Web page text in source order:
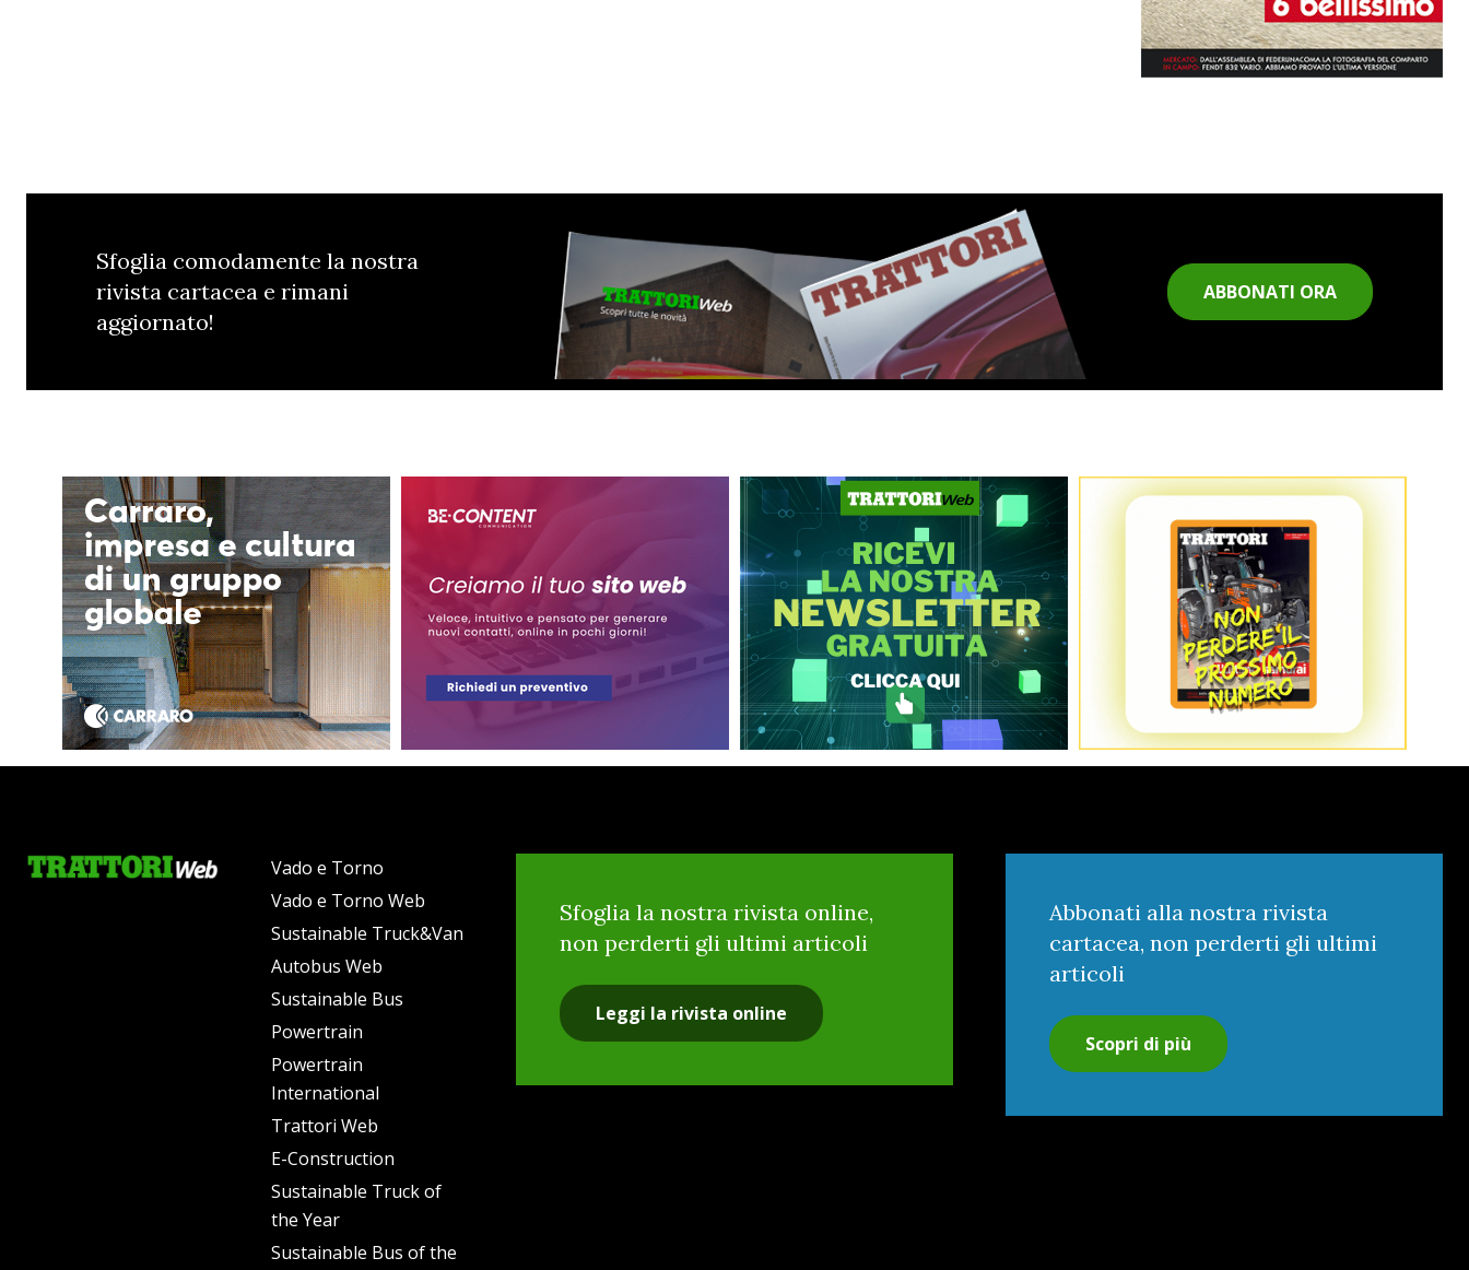
Sfoglia comodamente la nostra
rivista cartacea e rimani
aggiornato!
ABBONATI ORA
Vado e Torno
Vado e Torno Web
Sustainable Truck&Van
Autobus Web
Sustainable Bus
Powertrain
Powertrain
International
Trattori Web
E-Construction
Sustainable Truck of
the Year
Sustainable Bus of the
Sfoglia la nostra rivista online,
non perderti gli ultimi articoli
Leggi la rivista online
Abbonati alla nostra rivista
cartacea, non perderti gli ultimi
articoli
Scopri di più